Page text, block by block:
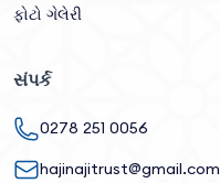
ફોટો ગેલેરી
સંપર્ક
0278 251 0056
hajinajitrust@gmail.com